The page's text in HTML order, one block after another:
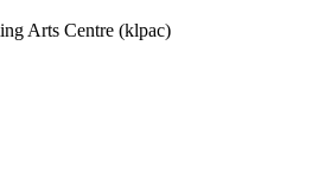
Arts Centre (klpac)